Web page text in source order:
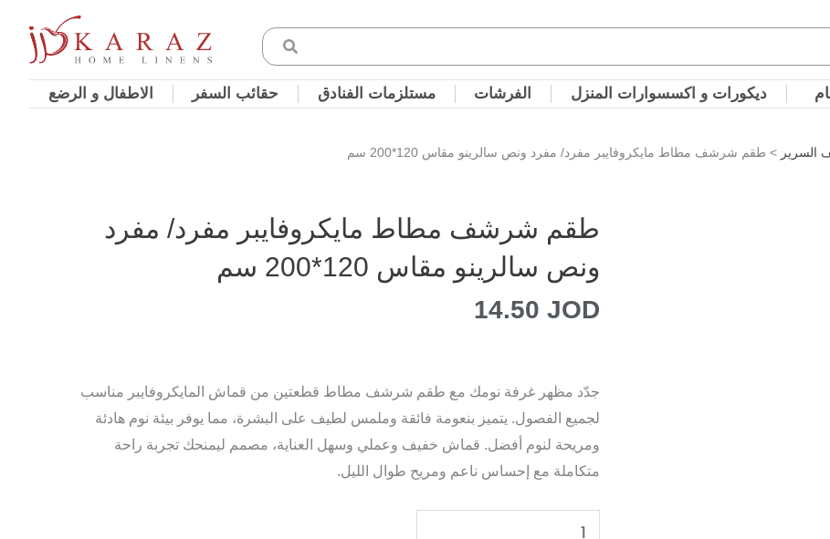
ديكورات و اكسسوارات المنزل الفرشات مستلزمات الفنادق حقائب السفر الاطفال و الرضع
> طقم شرشف مطاط مايكروفايبر مفرد/ مفرد ونص سالرينو مقاس 120*200 سم
طقم شرشف مطاط مايكروفايبر مفرد/ مفرد
ونص سالرينو مقاس 120*200 سم
14.50JOD
جدّد مظهر غرفة نومك مع طقم شرشف مطاط قطعتين من قماش المايكروفايبر مناسب
لجميع الفصول. يتميز بنعومة فائقة وملمس لطيف على البشرة، مما يوفر بيئة نوم هادئة
ومريحة لنوم أفضل. قماش خفيف وعملي وسهل العناية، مصمم ليمنحك تجربة راحة
متكاملة مع إحساس ناعم ومريح طوال الليل.
كمية